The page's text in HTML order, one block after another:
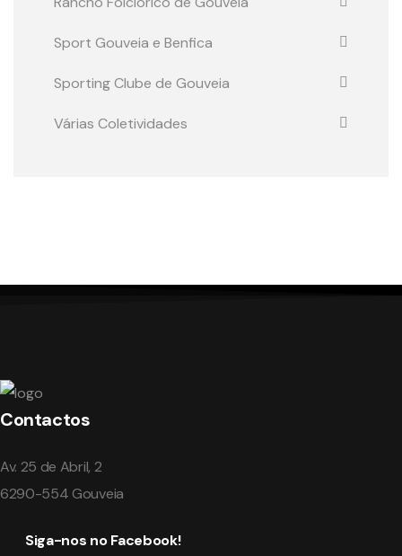
Sport Gouveia e Benfica
Sporting Clube de Gouveia
Várias Coletividades
Contactos
Av. 25 de Abril, 2
6290-554 Gouveia
Siga-nos no Facebook!